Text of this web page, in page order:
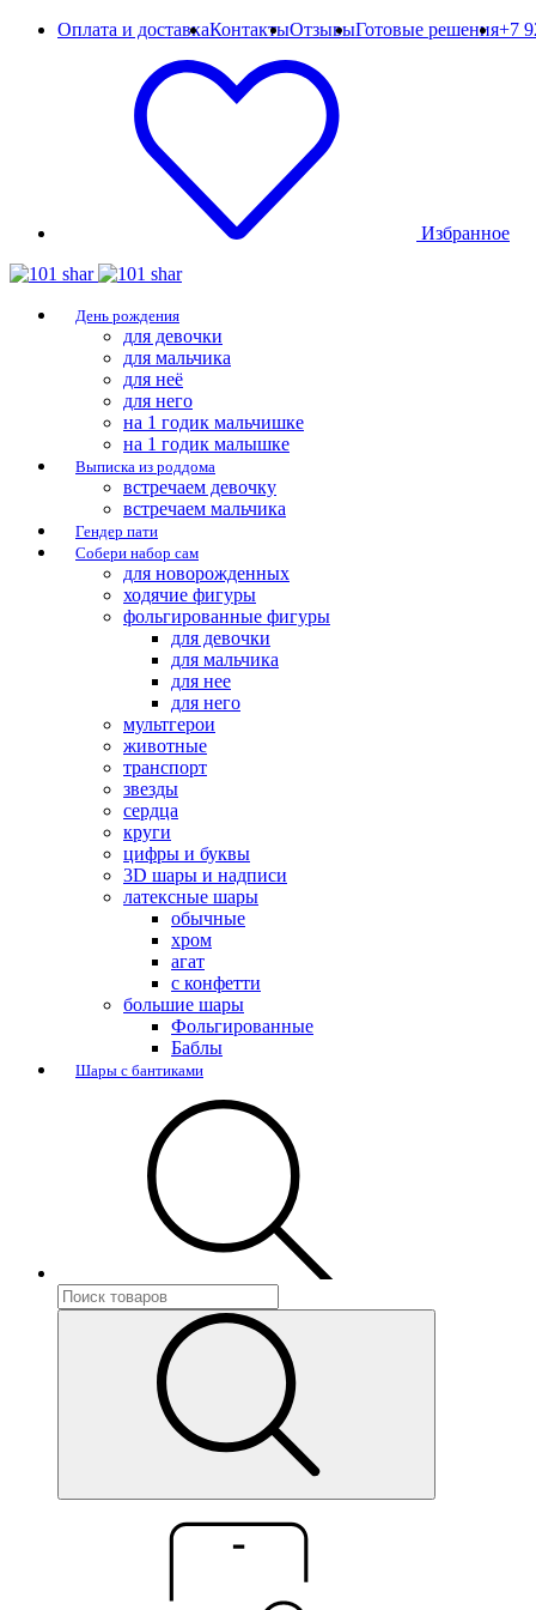
Оплата и доставкаКонтактыОтзывыГотовые решения+7
Избранное
День рождения
для девочки
для мальчика
для неё
для него
на 1 годик мальчишке
на 1 годик малышке
Выписка из роддома
встречаем девочку
встречаем мальчика
Гендер пати
Собери набор сам
для новорожденных
ходячие фигуры
фольгированные фигуры
для девочки
для мальчика
для нее
для него
мультгерои
животные
транспорт
звезды
сердца
круги
цифры и буквы
3D шары и надписи
латексные шары
обычные
хром
агат
с конфетти
большие шары
Фольгированные
Баблы
Шары с бантиками